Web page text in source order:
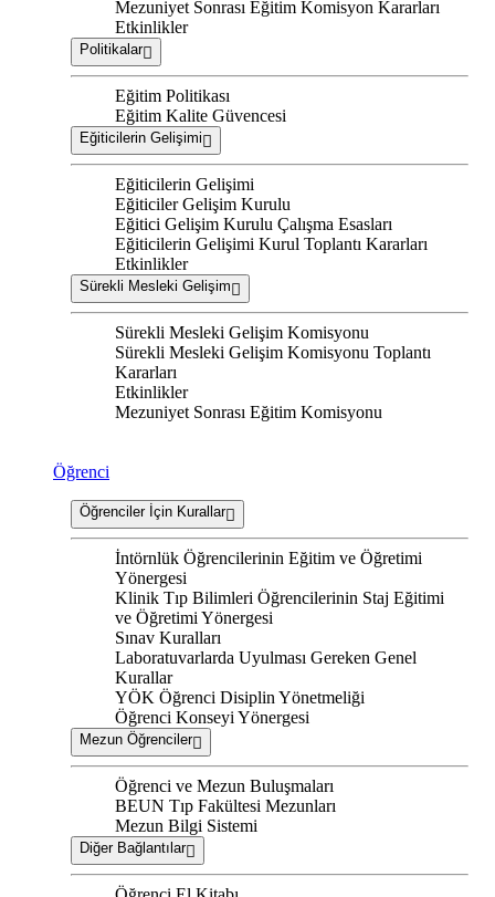
Mezuniyet Sonrası Eğitim Komisyon Kararları
Etkinlikler
Politikalar
Eğitim Politikası
Eğitim Kalite Güvencesi
Eğiticilerin Gelişimi
Eğiticilerin Gelişimi
Eğiticiler Gelişim Kurulu
Eğitici Gelişim Kurulu Çalışma Esasları
Eğiticilerin Gelişimi Kurul Toplantı Kararları
Etkinlikler
Sürekli Mesleki Gelişim
Sürekli Mesleki Gelişim Komisyonu
Sürekli Mesleki Gelişim Komisyonu Toplantı
Kararları
Etkinlikler
Mezuniyet Sonrası Eğitim Komisyonu
Öğrenci
Öğrenciler İçin Kurallar
İntörnlük Öğrencilerinin Eğitim ve Öğretimi
Yönergesi
Klinik Tıp Bilimleri Öğrencilerinin Staj Eğitimi
ve Öğretimi Yönergesi
Sınav Kuralları
Laboratuvarlarda Uyulması Gereken Genel
Kurallar
YÖK Öğrenci Disiplin Yönetmeliği
Öğrenci Konseyi Yönergesi
Mezun Öğrenciler
Öğrenci ve Mezun Buluşmaları
BEUN Tıp Fakültesi Mezunları
Mezun Bilgi Sistemi
Diğer Bağlantılar